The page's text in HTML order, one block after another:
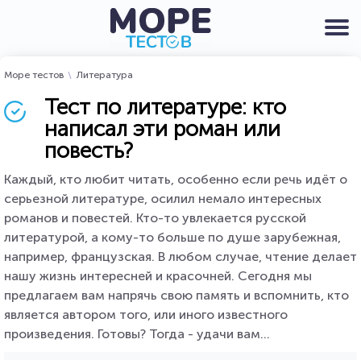
Море тестов Литература
Тест по литературе: кто
написал эти роман или
повесть?
Каждый, кто любит читать, особенно если речь идёт о
серьезной литературе, осилил немало интересных
романов и повестей. Кто-то увлекается русской
литературой, а кому-то больше по душе зарубежная,
например, французская. В любом случае, чтение делает
нашу жизнь интересней и красочней. Сегодня мы
предлагаем вам напрячь свою память и вспомнить, кто
является автором того, или иного известного
произведения. Готовы? Тогда - удачи вам...